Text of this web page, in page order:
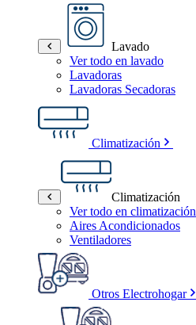
Lavado
Ver todo en lavado
Lavadoras
Lavadoras Secadoras
Climatización
Climatización
Ver todo en climatización
Aires Acondicionados
Ventiladores
Otros Electrohogar